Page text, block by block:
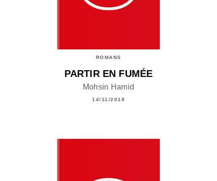
ROMANS
PARTIR EN FUMÉE
Mohsin Hamid
14/11/2018